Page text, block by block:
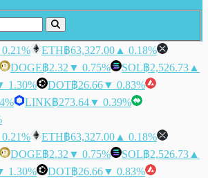
ETH฿63,327.00 ▲ 0.18%
DOGE฿2.32 ▼ 0.75% SOL฿2,526.73 ▲
1.30% DOT฿26.66▼ 0.83%
LINK฿273.64▼ 0.39%
ETH฿63,327.00 ▲ 0.18%
DOGE฿2.32 ▼ 0.75% SOL฿2,526.73 ▲
1.30% DOT฿26.66▼ 0.83%